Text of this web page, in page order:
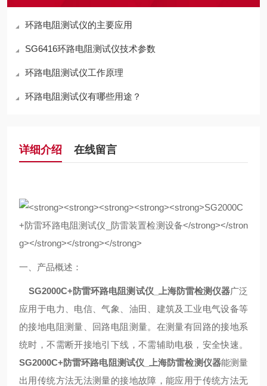
环路电阻测试仪的主要应用
SG6416环路电阻测试仪技术参数
环路电阻测试仪工作原理
环路电阻测试仪有哪些用途？
详细介绍 在线留言
一、产品概述：
SG2000C+防雷环路电阻测试仪_上海防雷检测仪器广泛
应用于电力、电信、气象、油田、建筑及工业电气设备等
的接地电阻测量、回路电阻测量。在测量有回路的接地系
统时，不需断开接地引下线，不需辅助电极，安全快速。
SG2000C+防雷环路电阻测试仪_上海防雷检测仪器能测量
出用传统方法无法测量的接地故障，能应用于传统方法无